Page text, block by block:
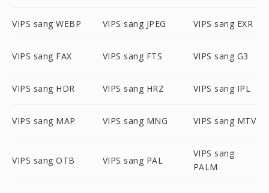
VIPS sang WEBP VIPS sang JPEG VIPS sang EXR
VIPS sang FAX VIPS sang FTS VIPS sang G3
VIPS sang HDR VIPS sang HRZ VIPS sang IPL
VIPS sang MAP VIPS sang MNG VIPS sang MTV
VIPS sang OTB VIPS sang PAL
VIPS sang
PALM